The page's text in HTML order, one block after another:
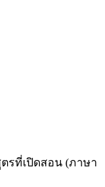
รที่เปิดสอน (ภาษา